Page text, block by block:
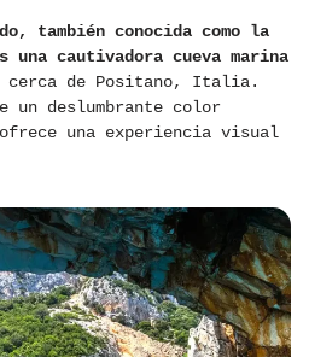
también conocida como la
una cautivadora cueva marina
cerca de Positano, Italia.
un deslumbrante color
una experiencia visual